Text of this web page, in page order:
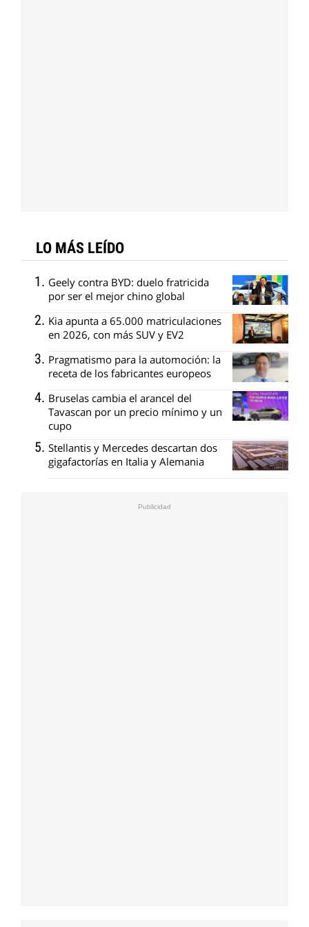
LO MÁS LEÍDO
Geely contra BYD: duelo fratricida
por ser el mejor chino global
Kia apunta a 65.000 matriculaciones
en 2026, con más SUV y EV2
Pragmatismo para la automoción: la
receta de los fabricantes europeos
Bruselas cambia el arancel del
Tavascan por un precio mínimo y un
cupo
Stellantis y Mercedes descartan dos
gigafactorías en Italia y Alemania